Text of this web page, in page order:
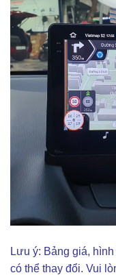
Lưu ý: Bảng giá,
có thể thay đổi. Vui